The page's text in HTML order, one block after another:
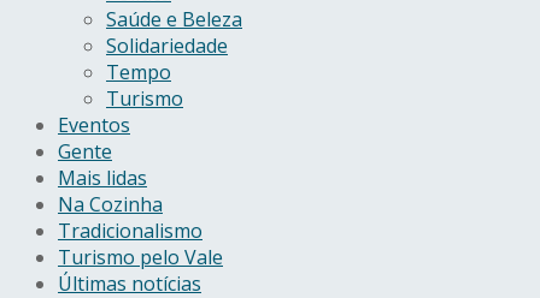
Saúde e Beleza
Solidariedade
Tempo
Turismo
Eventos
Gente
Mais lidas
Na Cozinha
Tradicionalismo
Turismo pelo Vale
Últimas notícias